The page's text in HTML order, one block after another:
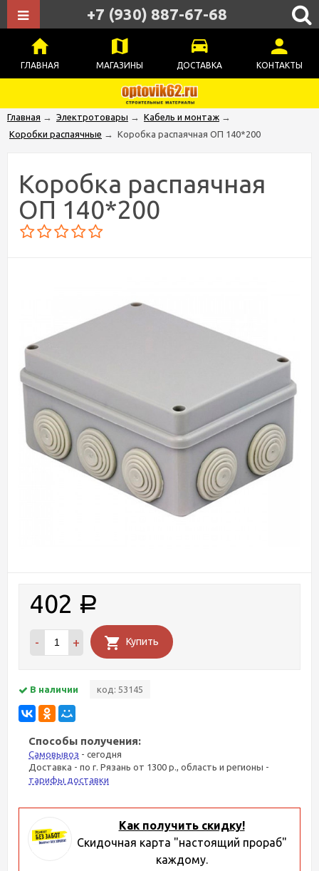
ГЛАВНАЯ МАГАЗИНЫ ДОСТАВКА КОНТАКТЫ
+7 (930) 887-67-68
Главная → Электротовары → Кабель и монтаж →
Коробки распаячные → Коробка распаячная ОП 140*200
Коробка распаячная
ОП 140*200
402 Р
- + Купить
В наличии код: 53145
Способы получения:
Самовывоз - сегодня
Доставка - по г. Рязань от 1300 р., область и регионы -
тарифы доставки
Как получить скидку!
Скидочная карта "настоящий прораб"
каждому.